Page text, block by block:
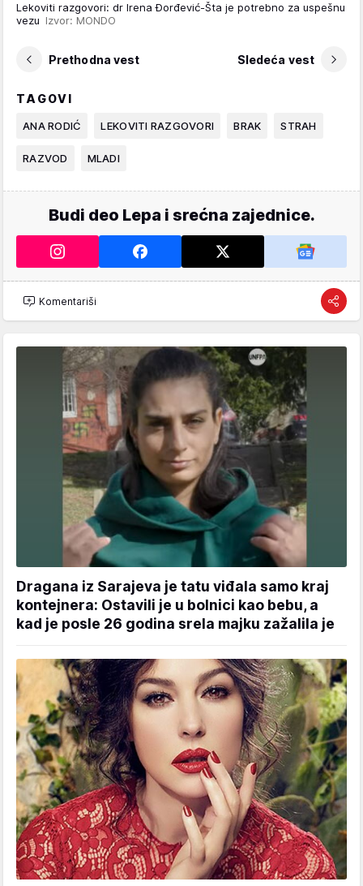
Lekoviti razgovori: dr Irena Đorđević-Šta je potrebno za uspešnu
vezu Izvor: MONDO
Prethodna vest Sledeća vest
TAGOVI
ANA RODIĆ LEKOVITI RAZGOVORI BRAK STRAH
RAZVOD MLADI
Budi deo Lepa i srećna zajednice.
Komentariši
Dragana iz Sarajeva je tatu viđala samo kraj
kontejnera: Ostavili je u bolnici kao bebu, a
kad je posle 26 godina srela majku zažalila je